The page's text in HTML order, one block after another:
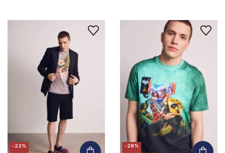
-22%
-28%